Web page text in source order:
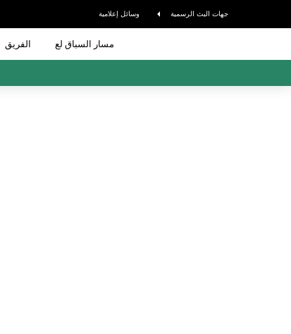
جهات البث الرسمية وسائل إعلامية
مسار السباق لع الفريق